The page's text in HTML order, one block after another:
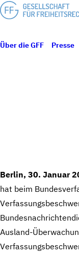
Über die GFF Presse
Berlin, 30. Januar
hat beim
Ausland-